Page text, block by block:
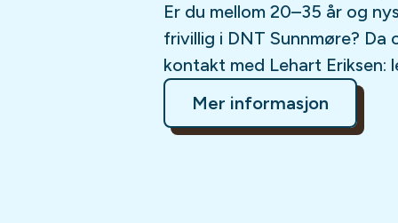
Er du mellom 20–35 år og
frivillig i DNT Sunnmøre?
kontakt med Lehart Eriksen:
Mer informasjon